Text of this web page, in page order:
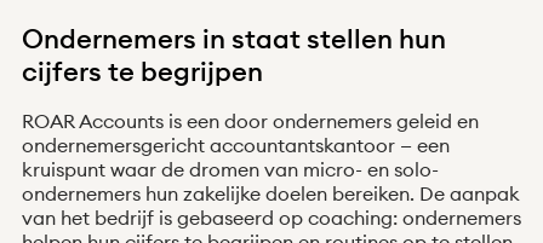
NieuwsIntegratiesOver ons Hulp
VRAAG EN ANTWOORD
Heb je een claim ontvangen?
Ondernemers in staat stellen hun
cijfers te begrijpen
ROAR Accounts is een door ondernemers geleid en
ondernemersgericht accountantskantoor — een
kruispunt waar de dromen van micro- en solo-
ondernemers hun zakelijke doelen bereiken. De aanpak
van het bedrijf is gebaseerd op coaching: ondernemers